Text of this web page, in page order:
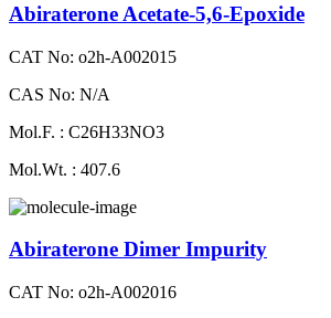
Abiraterone Acetate-5,6-Epoxide
CAT No: o2h-A002015
CAS No: N/A
Mol.F. : C26H33NO3
Mol.Wt. : 407.6
Abiraterone Dimer Impurity
CAT No: o2h-A002016